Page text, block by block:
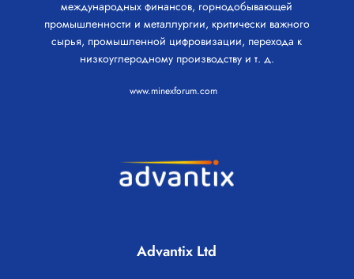
международных финансов, горнодобывающей
промышленности и металлургии, критически важного
сырья, промышленной цифровизации, перехода к
низкоуглеродному производству и т. д.
www.minexforum.com
Advantix Ltd